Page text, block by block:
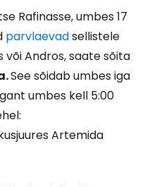
Rafinasse, umbes 17
parvlaevadsellistele
või Andros, saate sõita
See sõidab umbes iga
umbes kell 5:00
Artemida